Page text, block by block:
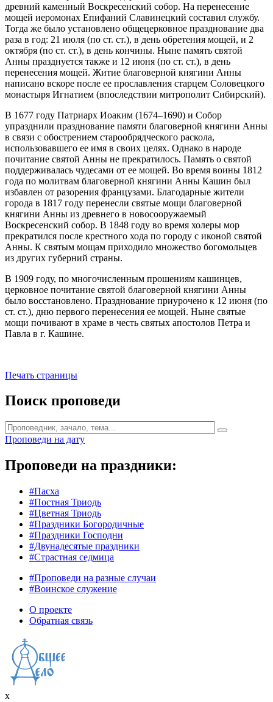
древний каменный Воскресенский собор. На перенесение
мощей иеромонах Епифаний Славинецкий составил службу.
Тогда же было установлено общецерковное празднование два
раза в год: 21 июля (по ст. ст.), в день обретения мощей, и 2
октября (по ст. ст.), в день кончины. Ныне память святой
Анны празднуется также и 12 июня (по ст. ст.), в день
перенесения мощей. Житие благоверной княгини Анны
написано вскоре после ее прославления старцем Соловецкого
монастыря Игнатием (впоследствии митрополит Сибирский).
В 1677 году Патриарх Иоаким (1674–1690) и Собор
упразднили празднование памяти благоверной княгини Анны
в связи с обострением старообрядческого раскола,
использовавшего ее имя в своих целях. Однако в народе
почитание святой Анны не прекратилось. Память о святой
поддерживалась чудесами от ее мощей. Во время воины 1812
года по молитвам благоверной княгини Анны Кашин был
избавлен от разорения французами. Благодарные жители
города в 1817 году перенесли святые мощи благоверной
княгини Анны из древнего в новосооружаемый
Воскресенский собор. В 1848 году во время холеры мор
прекратился после крестного хода по городу с иконой святой
Анны. К святым мощам приходило множество богомольцев
из других губерний страны.
В 1909 году, по многочисленным прошениям кашинцев,
церковное почитание святой благоверной княгини Анны
было восстановлено. Празднование приурочено к 12 июня (по
ст. ст.), дню первого перенесения ее мощей. Ныне святые
мощи почивают в храме в честь святых апостолов Петра и
Павла в г. Кашине.
Печать страницы
Поиск проповеди
Проповеди на дату
Проповеди на праздники:
#Пасха
#Постная Триодь
#Цветная Триодь
#Праздники Богородичные
#Праздники Господни
#Двунадесятые праздники
#Страстная седмица
#Проповеди на разные случаи
#Воинское служение
О проекте
Обратная связь
x